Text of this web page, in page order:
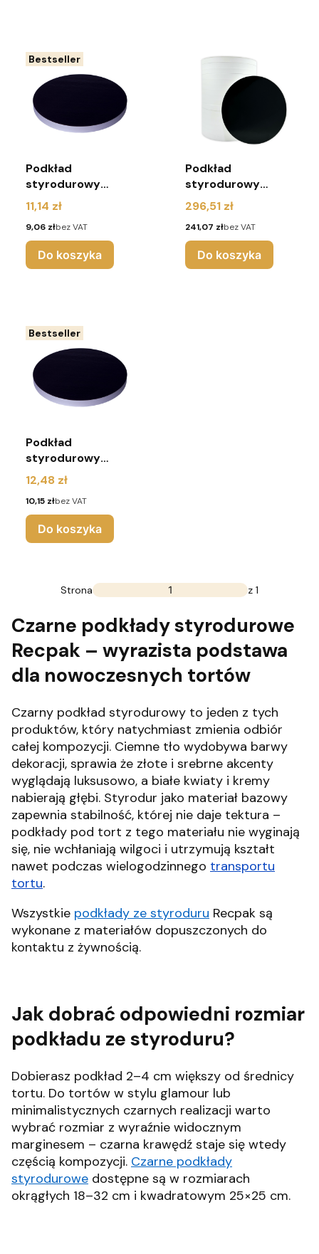
Bestseller
Podkład
styrodurowy
30cm czarny
okrągły - Urodziny
Cena
11,14 zł
Cena
9,06 złbez VAT
Do koszyka
Podkład
styrodurowy
32cm czarny
Cena
296,51 zł
Cena
241,07 złbez VAT
Do koszyka
Bestseller
Podkład
styrodurowy
32cm czarny
okrągły - Urodziny
Cena
12,48 zł
Cena
10,15 złbez VAT
Do koszyka
Strona z 1
Czarne podkłady styrodurowe
Recpak – wyrazista podstawa
dla nowoczesnych tortów
Czarny podkład styrodurowy to jeden z tych
produktów, który natychmiast zmienia odbiór
całej kompozycji. Ciemne tło wydobywa barwy
dekoracji, sprawia że złote i srebrne akcenty
wyglądają luksusowo, a białe kwiaty i kremy
nabierają głębi. Styrodur jako materiał bazowy
zapewnia stabilność, której nie daje tektura –
podkłady pod tort z tego materiału nie wyginają
się, nie wchłaniają wilgoci i utrzymują kształt
nawet podczas wielogodzinnego transportu
tortu.
Wszystkie podkłady ze styroduru Recpak są
wykonane z materiałów dopuszczonych do
kontaktu z żywnością.
Jak dobrać odpowiedni rozmiar
podkładu ze styroduru?
Dobierasz podkład 2–4 cm większy od średnicy
tortu. Do tortów w stylu glamour lub
minimalistycznych czarnych realizacji warto
wybrać rozmiar z wyraźnie widocznym
marginesem – czarna krawędź staje się wtedy
częścią kompozycji. Czarne podkłady
styrodurowe dostępne są w rozmiarach
okrągłych 18–32 cm i kwadratowym 25×25 cm.